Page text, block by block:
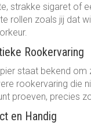
strakke sigaret of
rollen zoals jij dat
Rookervaring
staat bekend
rookervaring die
proeven, precies
en Handig